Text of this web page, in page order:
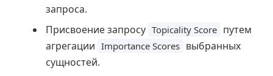
запроса.
Присвоение запросу Topicality Score путем
агрегации Importance Scores выбранных
сущностей.